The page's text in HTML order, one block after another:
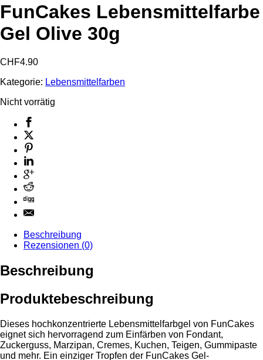
FunCakes Lebensmittelfarbe
Gel Olive 30g
CHF4.90
Kategorie: Lebensmittelfarben
Nicht vorrätig
Beschreibung
Rezensionen (0)
Beschreibung
Produktebeschreibung
Dieses hochkonzentrierte Lebensmittelfarbgel von FunCakes
eignet sich hervorragend zum Einfärben von Fondant,
Zuckerguss, Marzipan, Cremes, Kuchen, Teigen, Gummipaste
und mehr. Ein einziger Tropfen der FunCakes Gel-